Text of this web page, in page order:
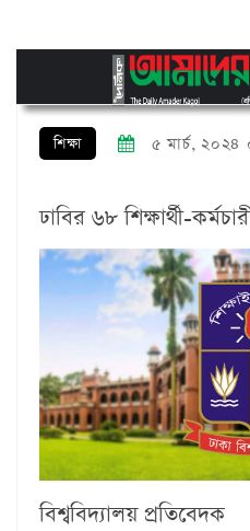
শিক্ষা ৫ মার্চ,
ঢাবির ৬৮ শিক্ষার্থী-
বিশ্ববিদ্যালয় প্রতিবেদক